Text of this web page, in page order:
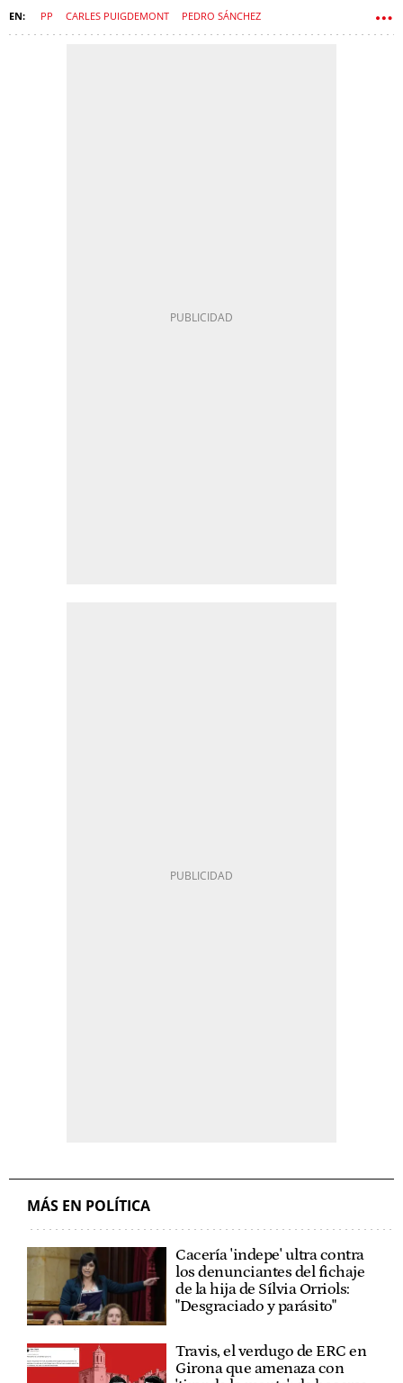
PP CARLES PUIGDEMONT PEDRO SÁNCHEZ
MÁS EN POLÍTICA
Cacería 'indepe' ultra contra
los denunciantes del fichaje
de la hija de Sílvia Orriols:
"Desgraciado y parásito"
Travis, el verdugo de ERC en
Girona que amenaza con